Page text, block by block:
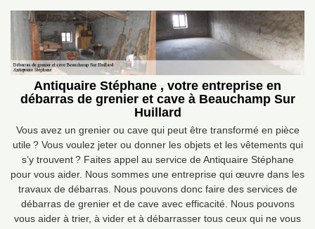
Antiquaire Stéphane , votre entreprise en
débarras de grenier et cave à Beauchamp Sur
Huillard
Vous avez un grenier ou cave qui peut être transformé en pièce
utile ? Vous voulez jeter ou donner les objets et les vêtements qui
s’y trouvent ? Faites appel au service de Antiquaire Stéphane
pour vous aider. Nous sommes une entreprise qui œuvre dans les
travaux de débarras. Nous pouvons donc faire des services de
débarras de grenier et de cave avec efficacité. Nous pouvons
vous aider à trier, à vider et à débarrasser tous ceux qui ne vous